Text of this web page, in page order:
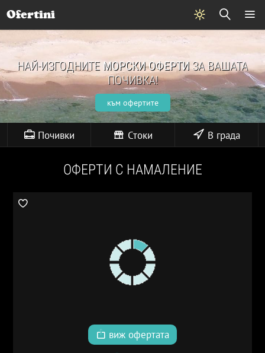
Ofertini
НАЙ-ИЗГОДНИТЕ МОРСКИ ОФЕРТИЗА ВАШАТА
ПОЧИВКА!
към офертите
Почивки Стоки В града
ОФЕРТИ С НАМАЛЕНИЕ
виж офертата